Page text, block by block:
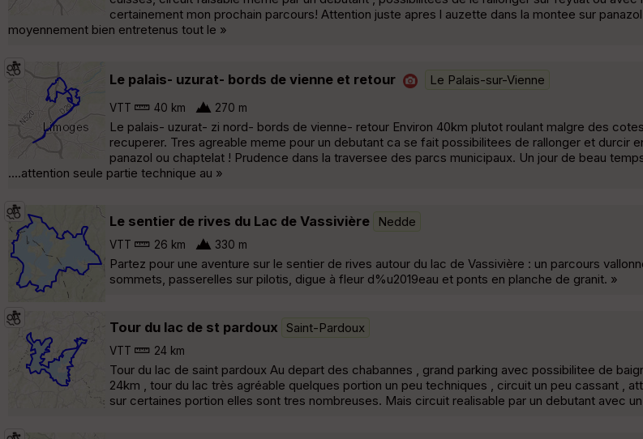
certainement mon prochain parcours! Attention juste apres l auzette dans la montee sur
moyennement bien entretenus tout le »
Le palais- uzurat- bords de vienne et retour Le Palais-sur-Vienne
VTT 40 km 270 m
Le palais- uzurat- zi nord- bords de vienne- retour Environ 40km plutot roulant malgre des
recuperer. Tres agreable meme pour un debutant ca se fait possibilitees de rallonger et durcir
panazol ou chaptelat ! Prudence dans la traversee des parcs municipaux. Un jour de beau
....attention seule partie technique au »
Le sentier de rives du Lac de Vassivière Nedde
VTT 26 km 330 m
Partez pour une aventure sur le sentier de rives autour du lac de Vassivière : un parcours
sommets, passerelles sur pilotis, digue à fleur d%u2019eau et ponts en planche de granit. »
Tour du lac de st pardoux Saint-Pardoux
VTT 24 km
Tour du lac de saint pardoux Au depart des chabannes , grand parking avec possibilitee de
24km , tour du lac très agréable quelques portion un peu techniques , circuit un peu cassant ,
sur certaines portion elles sont tres nombreuses. Mais circuit realisable par un debutant avec